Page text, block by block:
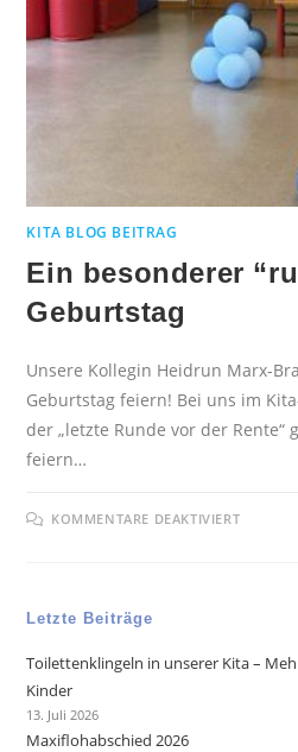
KITA BLOG BEITRAG
Ein besonderer
Geburtstag
Unsere Kollegin Heidrun Marx-
Geburtstag feiern! Bei uns im
der „letzte Runde vor der
feiern…
KOMMENTARE DEAKTIVIERT
Letzte Beiträge
Toilettenklingeln in unserer Kita –
Kinder
13. Juli 2026
Maxiflohabschied 2026